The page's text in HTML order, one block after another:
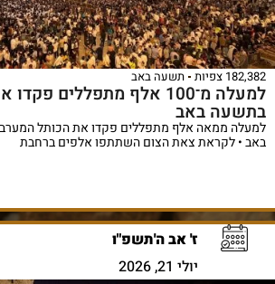
182,382 צפיות תשעה באב
למעלה מ־100 אלף מתפללים
בתשעה באב
למעלה ממאה אלף מתפללים פקדו את הכותל
באב • לקראת צאת הצום השתתפו אלפים ברחבת
ז' אב ה'תשפ"ו
יולי 21, 2026